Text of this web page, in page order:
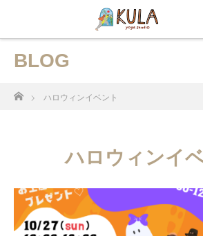
BLOG
ハロウィンイベント
ハロウィンイ